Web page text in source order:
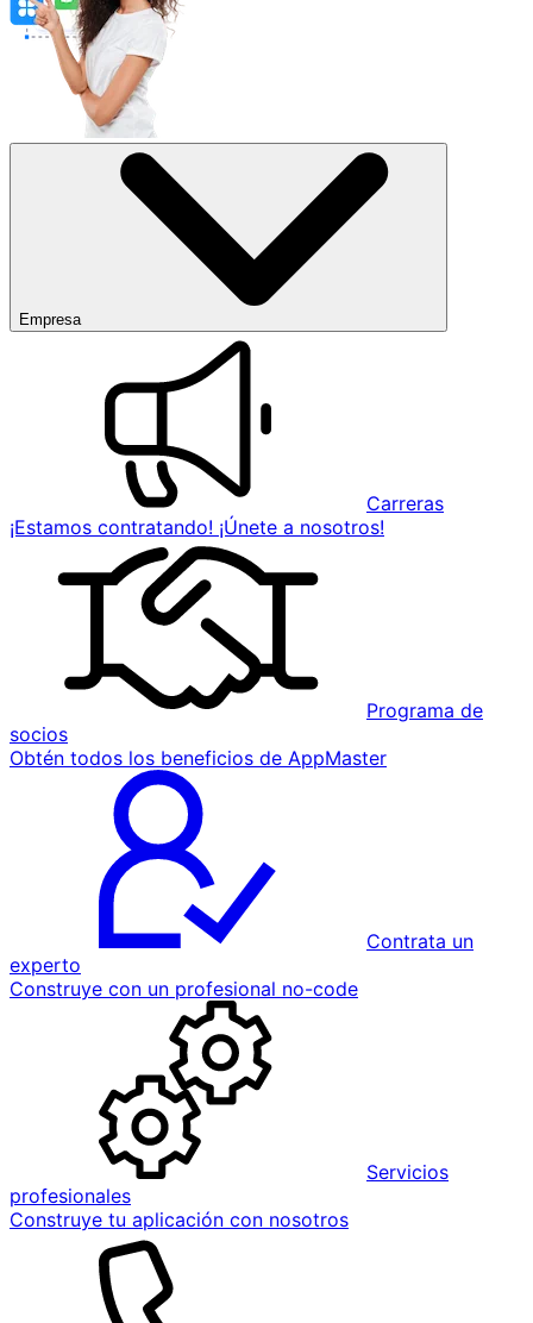
Empresa
Carreras
¡Estamos contratando! ¡Únete a nosotros!
Programa de
socios
Obtén todos los beneficios de AppMaster
Contrata un
experto
Construye con un profesional no-code
Servicios
profesionales
Construye tu aplicación con nosotros